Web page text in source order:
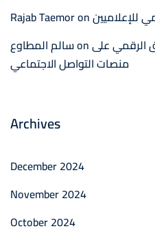
Rajab Taemoronللإعلاميين
سالم المطاوعonالرقمي على
منصات التواصل الاجتماعي
Archives
December 2024
November 2024
October 2024